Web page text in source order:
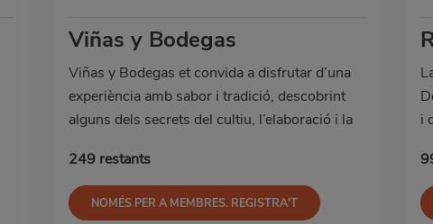
Viñas y Bodegas
Viñas y Bodegas et convida a disfrutar d’una
experiència amb sabor i tradició, descobrint
alguns dels secrets del cultiu, l’elaboració i la
denominacions d’origen.
249 restants
NOMÉS PER A MEMBRES. REGISTRA'T
i